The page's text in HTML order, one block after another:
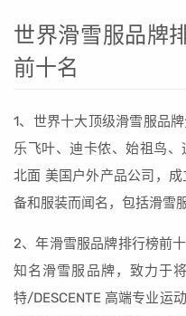
世界滑雪服品牌
前十名
1、世界十大顶级滑雪服品
乐飞叶、迪卡侬、始祖鸟、
北面 美国户外产品公司，
备和服装而闻名，包括滑雪
2、年滑雪服品牌排行榜前
知名滑雪服品牌，致力于
特/DESCENTE 高端专业运